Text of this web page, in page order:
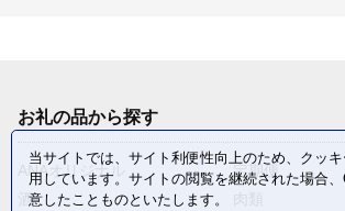
お礼の品から探す
ANAオリジナル
定期便
酒
当サイトでは、サイト利便性向上のため、クッ
用しています。サイトの閲覧を継続された場合
意したことものといたします。